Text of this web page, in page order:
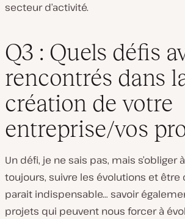
secteur d’activité.
Q3 : Quels défis
rencontrés dans
création de votre
entreprise/vos
Un défi, je ne sais pas, mais s’obliger
toujours, suivre les évolutions et être
parait indispensable… savoir
projets qui peuvent nous forcer à